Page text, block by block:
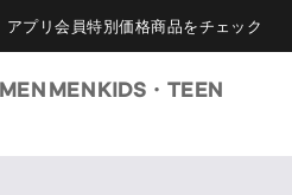
アプリ会員特別価格商品をチェック
MENKIDS・TEEN